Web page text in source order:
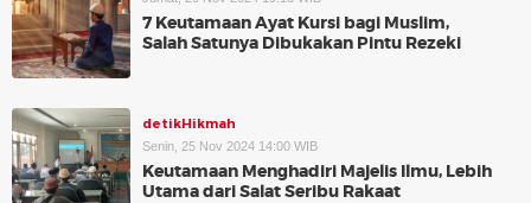
7 Keutamaan Ayat Kursi bagi Muslim,
Salah Satunya Dibukakan Pintu Rezeki
detikHikmah
Senin, 25 Nov 2024 14:00 WIB
Keutamaan Menghadiri Majelis Ilmu, Lebih
Utama dari Salat Seribu Rakaat